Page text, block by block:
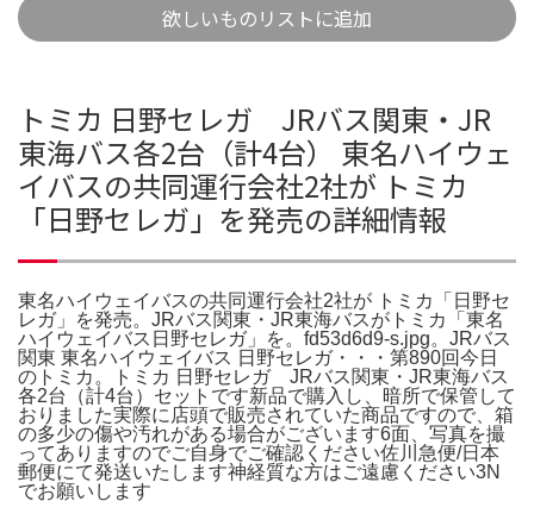
欲しいものリストに追加
トミカ 日野セレガ JRバス関東・JR
東海バス各2台（計4台） 東名ハイウェ
イバスの共同運行会社2社が トミカ
「日野セレガ」を発売の詳細情報
東名ハイウェイバスの共同運行会社2社が トミカ「日野セ
レガ」を発売。JRバス関東・JR東海バスがトミカ「東名
ハイウェイバス日野セレガ」を。fd53d6d9-s.jpg。JRバス
関東 東名ハイウェイバス 日野セレガ・・・第890回今日
のトミカ。トミカ 日野セレガ JRバス関東・JR東海バス
各2台（計4台）セットです新品で購入し、暗所で保管して
おりました実際に店頭で販売されていた商品ですので、箱
の多少の傷や汚れがある場合がございます6面、写真を撮
ってありますのでご自身でご確認ください佐川急便/日本
郵便にて発送いたします神経質な方はご遠慮ください3N
でお願いします